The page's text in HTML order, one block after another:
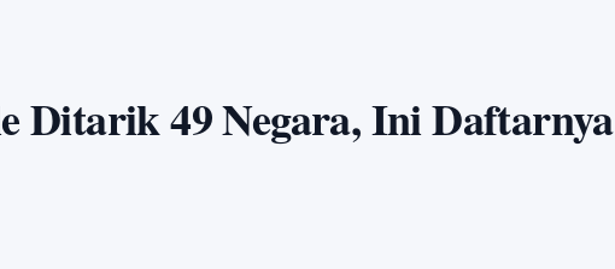
Ditarik 49 Negara, Ini Daftarnya